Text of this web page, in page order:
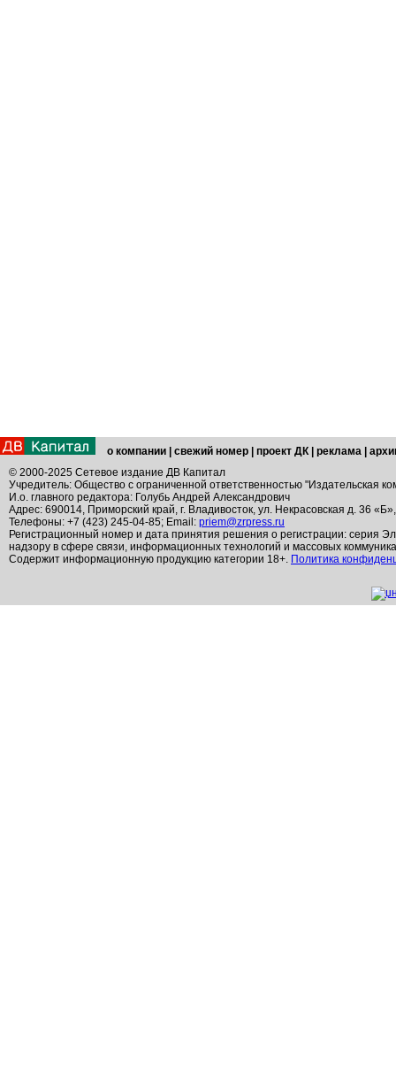
о компании свежий номер проект ДК реклама
© 2000-2025 Сетевое издание ДВ Капитал
Учредитель: Общество с ограниченной ответственностью "Издательская
И.о. главного редактора: Голубь Андрей Александрович
Адрес: 690014, Приморский край, г. Владивосток, ул. Некрасовская д. 36
Телефоны: +7 (423) 245-04-85; Email: priem@zrpress.ru
Регистрационный номер и дата принятия решения о регистрации: серия
надзору в сфере связи, информационных технологий и массовых
Содержит информационную продукцию категории 18+. Политика